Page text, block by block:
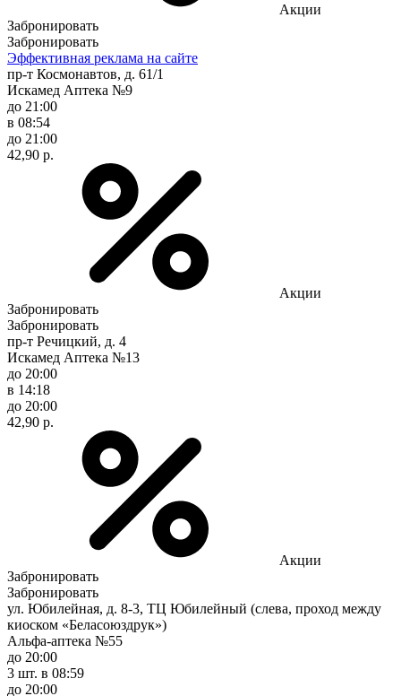
Акции
Забронировать
Забронировать
Эффективная реклама на сайте
пр-т Космонавтов, д. 61/1
Искамед Аптека №9
до 21:00
в 08:54
до 21:00
42,90 р.
Акции
Забронировать
Забронировать
пр-т Речицкий, д. 4
Искамед Аптека №13
до 20:00
в 14:18
до 20:00
42,90 р.
Акции
Забронировать
Забронировать
ул. Юбилейная, д. 8-3, ТЦ Юбилейный (слева, проход между
киоском «Беласоюздрук»)
Альфа-аптека №55
до 20:00
3 шт. в 08:59
до 20:00